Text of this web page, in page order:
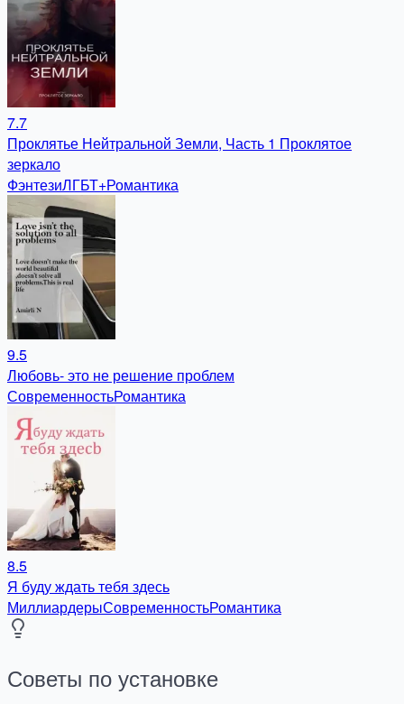
7.7
Проклятье Нейтральной Земли, Часть 1 Проклятое
зеркало
ФэнтезиЛГБТ+Романтика
9.5
Любовь- это не решение проблем
СовременностьРомантика
8.5
Я буду ждать тебя здесь
МиллиардерыСовременностьРомантика
Советы по установке